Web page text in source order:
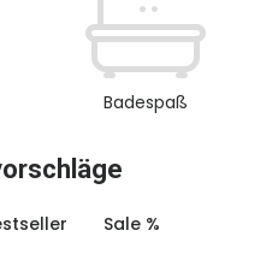
Badespaß
Sale %